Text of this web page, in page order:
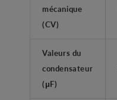
mécanique
(CV)
Valeurs du
condensateur
(μF)